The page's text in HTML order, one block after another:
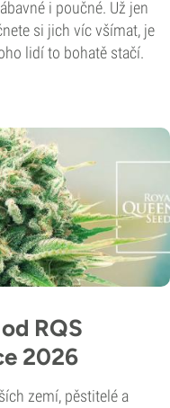
i poučné. Už jen
si jich víc všímat, je
lidí to bohatě stačí.
RQS
2026
zemí, pěstitelé a